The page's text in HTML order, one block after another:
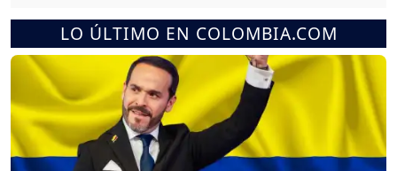
LO ÚLTIMO EN COLOMBIA.COM